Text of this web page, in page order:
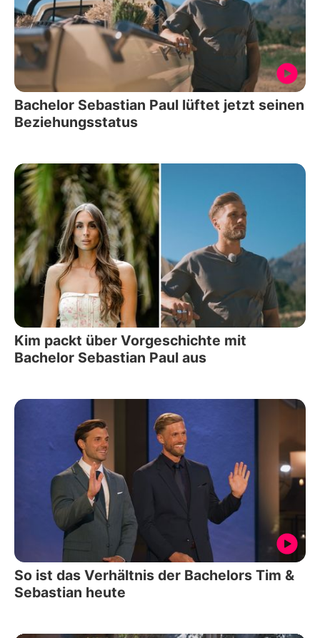
Bachelor Sebastian Paul lüftet jetzt seinen
Beziehungsstatus
Kim packt über Vorgeschichte mit
Bachelor Sebastian Paul aus
So ist das Verhältnis der Bachelors Tim &
Sebastian heute